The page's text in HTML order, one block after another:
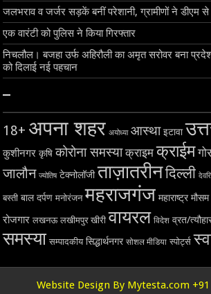
जलभराव व जर्जर सड़कें बनीं परेशानी, ग्रामीणों ने डीएम से
एक वारंटी को पुलिस ने किया गिरफ्तार
निचलौल। बजहा उर्फ अहिरौली का अमृत सरोवर बना
को दिलाई नई पहचान
–
18+ अपना शहर अयोध्या आस्था इटावा
कुशीनगर कृषि कोरोना समस्या क्राइम क्राईम
जालौन ज्योतिष टेक्नोलॉजी ताज़ातरीनदिल्ली
बस्ती बाल दर्पण मनोरंजन महराजगंज महाराष्ट्र मौसम
रोजगार लखनऊ लखीमपुर खीरी वायरल विदेश व्रत/
समस्या सम्पादकीय सिद्धार्थनगर सोशल मीडिया स्पोर्ट्स
Website Design By Mytesta.com +91